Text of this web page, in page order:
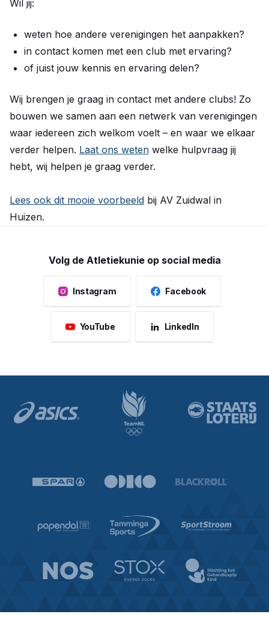
Wil jij:
weten hoe andere verenigingen het aanpakken?
in contact komen met een club met ervaring?
of juist jouw kennis en ervaring delen?
Wij brengen je graag in contact met andere clubs! Zo
bouwen we samen aan een netwerk van verenigingen
waar iedereen zich welkom voelt – en waar we elkaar
verder helpen. Laat ons weten welke hulpvraag jij
hebt, wij helpen je graag verder.
Lees ook dit mooie voorbeeld bij AV Zuidwal in
Huizen.
Volg de Atletiekunie op social media
Instagram Facebook
YouTube LinkedIn